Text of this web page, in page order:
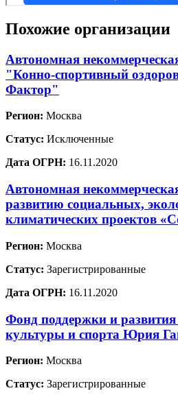
Похожие организации
Автономная
"Конно-спортивный
Фактор"
Регион: Москва
Статус: Исключенные
Дата ОГРН: 16.11.2020
Автономная
развитию социальных,
климатических проектов
Регион: Москва
Статус: Зарегистрированные
Дата ОГРН: 16.11.2020
Фонд поддержки и
культуры и спорта Юрия
Регион: Москва
Статус: Зарегистрированные